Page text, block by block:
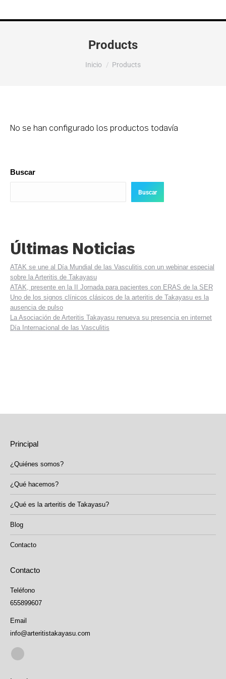
Products
Estás aquí:
Inicio Products
No se han configurado los productos todavía
Buscar
Buscar
Últimas Noticias
ATAK se une al Día Mundial de las Vasculitis con un webinar especial
sobre la Arteritis de Takayasu
ATAK, presente en la II Jornada para pacientes con ERAS de la SER
Uno de los signos clínicos clásicos de la arteritis de Takayasu es la
ausencia de pulso
La Asociación de Arteritis Takayasu renueva su presencia en internet
Día Internacional de las Vasculitis
Principal
¿Quiénes somos?
¿Qué hacemos?
¿Qué es la arteritis de Takayasu?
Blog
Contacto
Contacto
Teléfono
655899607
Email
info@arteritistakayasu.com
Encuéntranos en:
Facebook